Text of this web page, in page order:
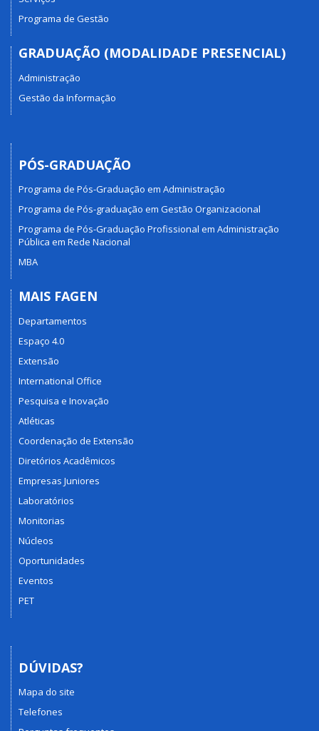
Programa de Gestão
GRADUAÇÃO (MODALIDADE PRESENCIAL)
Administração
Gestão da Informação
PÓS-GRADUAÇÃO
Programa de Pós-Graduação em Administração
Programa de Pós-graduação em Gestão Organizacional
Programa de Pós-Graduação Profissional em Administração
Pública em Rede Nacional
MBA
MAIS FAGEN
Departamentos
Espaço 4.0
Extensão
International Office
Pesquisa e Inovação
Atléticas
Coordenação de Extensão
Diretórios Acadêmicos
Empresas Juniores
Laboratórios
Monitorias
Núcleos
Oportunidades
Eventos
PET
DÚVIDAS?
Mapa do site
Telefones